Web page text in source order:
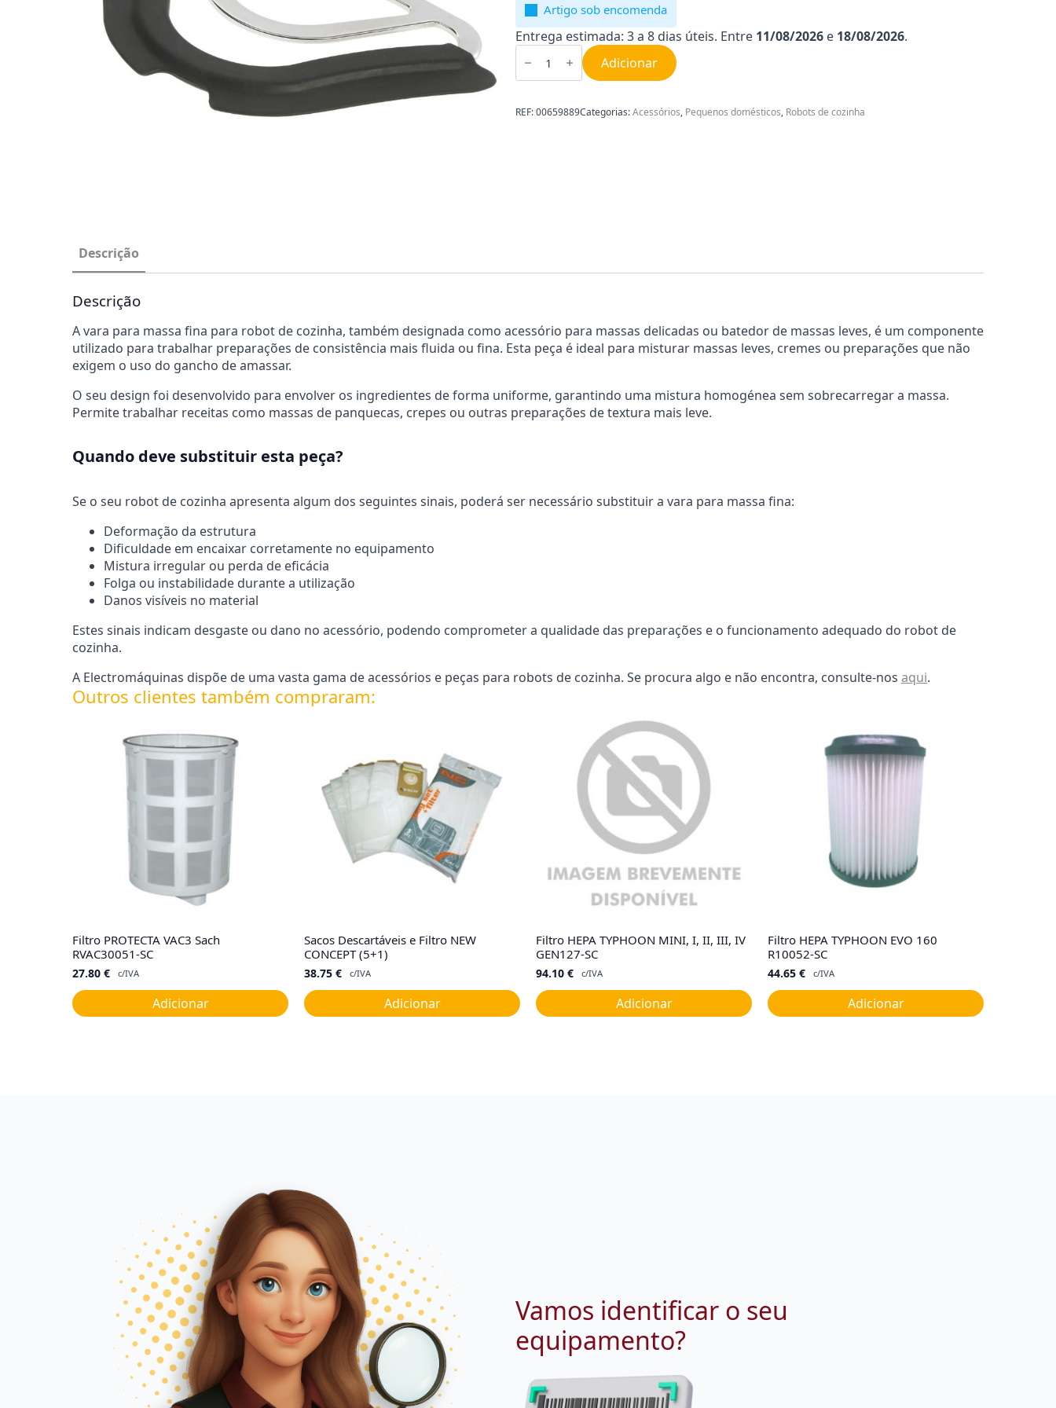
Artigo sob encomenda
Entrega estimada: 3 a 8 dias úteis. Entre 11/08/2026 e 18/08/2026.
Quantidade
de
para
Fina
para
Adicionar
REF:00659889Categorias:Acessórios, Pequenos domésticos, Robots de cozinha
Descrição
Descrição
A vara para massa fina para robot de cozinha, também designada como acessório para massas delicadas ou batedor de massas leves, é um componente
utilizado para trabalhar preparações de consistência mais fluida ou fina. Esta peça é ideal para misturar massas leves, cremes ou preparações que não
exigem o uso do gancho de amassar.
O seu design foi desenvolvido para envolver os ingredientes de forma uniforme, garantindo uma mistura homogénea sem sobrecarregar a massa.
Permite trabalhar receitas como massas de panquecas, crepes ou outras preparações de textura mais leve.
Quando deve substituir esta peça?
Se o seu robot de cozinha apresenta algum dos seguintes sinais, poderá ser necessário substituir a vara para massa fina:
Deformação da estrutura
Dificuldade em encaixar corretamente no equipamento
Mistura irregular ou perda de eficácia
Folga ou instabilidade durante a utilização
Danos visíveis no material
Estes sinais indicam desgaste ou dano no acessório, podendo comprometer a qualidade das preparações e o funcionamento adequado do robot de
cozinha.
A Electromáquinas dispõe de uma vasta gama de acessórios e peças para robots de cozinha. Se procura algo e não encontra, consulte-nos aqui.
Outros clientes também compraram:
Filtro PROTECTA VAC3 Sach
RVAC30051-SC
27.80 € c/IVA
Adicionar
Sacos Descartáveis e Filtro NEW
CONCEPT (5+1)
38.75 € c/IVA
Adicionar
Filtro HEPA TYPHOON MINI, I, II, III, IV
GEN127-SC
94.10 € c/IVA
Adicionar
Filtro HEPA TYPHOON EVO 160
R10052-SC
44.65 € c/IVA
Adicionar
Vamos identificar o seu
equipamento?